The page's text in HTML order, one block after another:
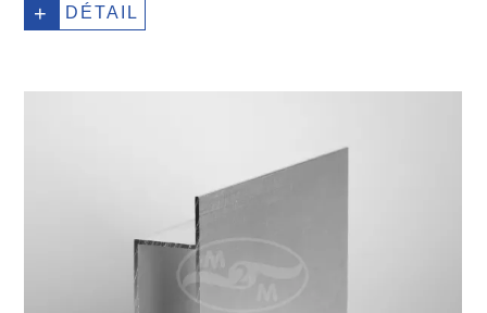
+ DÉTAIL